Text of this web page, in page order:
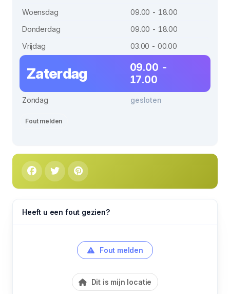
Woensdag
09.00 - 18.00
Donderdag
09.00 - 18.00
Vrijdag
03.00 - 00.00
Zaterdag
09.00 -
17.00
Zondag gesloten
Fout melden
Heeft u een fout gezien?
Fout melden
Dit is mijn locatie